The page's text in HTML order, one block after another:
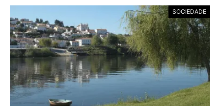
SOCIEDADE